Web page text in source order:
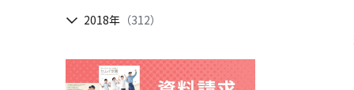
2018年 （312）